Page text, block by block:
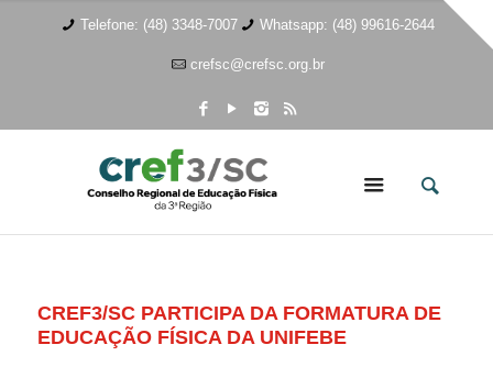
Telefone: (48) 3348-7007 Whatsapp: (48) 99616-2644
crefsc@crefsc.org.br
CREF3/SC PARTICIPA DA FORMATURA DE
EDUCAÇÃO FÍSICA DA UNIFEBE